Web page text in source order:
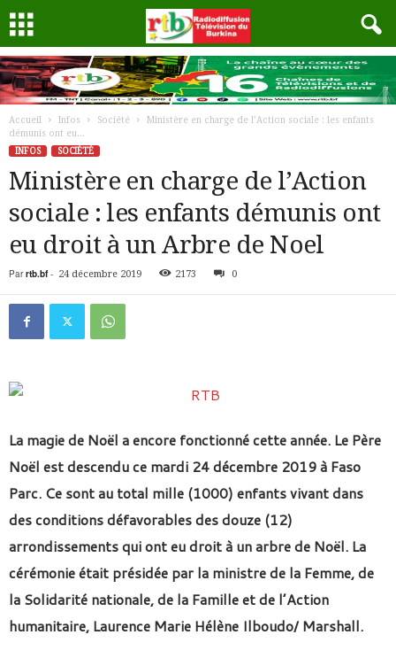
Accueil Infos Société
Ministère en charge de l’Action sociale : les enfants
démunis ont eu...
INFOS
SOCIÉTÉ
Ministère en charge de l’Action
sociale : les enfants démunis ont
eu droit à un Arbre de Noel
Par rtb.bf- 24 décembre 2019 2173 0
La magie de Noël a encore fonctionné cette année. Le Père
Noël est descendu ce mardi 24 décembre 2019 à Faso
Parc. Ce sont au total mille (1000) enfants vivant dans
des conditions défavorables des douze (12)
arrondissements qui ont eu droit à un arbre de Noël. La
cérémonie était présidée par la ministre de la Femme, de
la Solidarité nationale, de la Famille et de l’Action
humanitaire, Laurence Marie Hélène Ilboudo/ Marshall.